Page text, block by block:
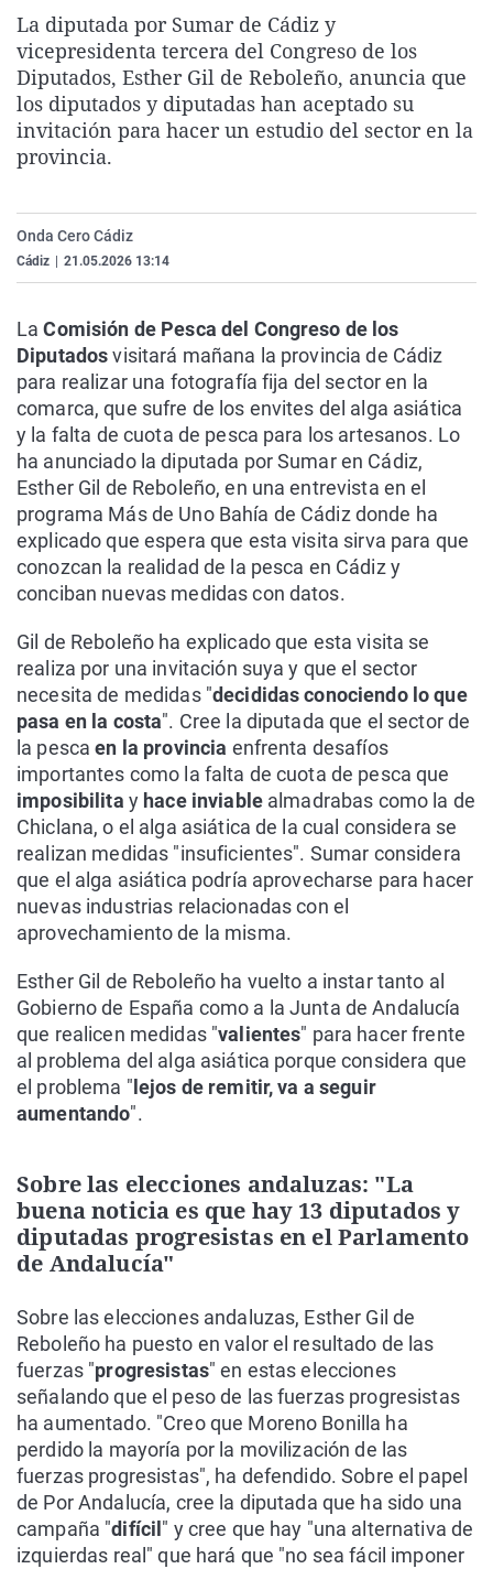
La rosa de los vientos
Gente viajera
Como el perro y el
Caso
Retornados
Equipo de
Operación Viuda
Extremadura
Galicia
La Rioja
Navarra
Virales
Televisión
Elecciones
La diputada por Sumar de Cádiz y
vicepresidenta tercera del Congreso de los
Diputados, Esther Gil de Reboleño, anuncia que
los diputados y diputadas han aceptado su
invitación para hacer un estudio del sector en la
provincia.
Onda Cero Cádiz
Cádiz 21.05.2026 13:14
LaComisión de Pesca del Congreso de los
Diputadosvisitará mañana la provincia de Cádiz
para realizar una fotografía fija del sector en la
comarca, que sufre de los envites del alga asiática
y la falta de cuota de pesca para los artesanos. Lo
ha anunciado la diputada por Sumar en Cádiz,
Esther Gil de Reboleño, en una entrevista en el
programa Más de Uno Bahía de Cádiz donde ha
explicado que espera que esta visita sirva para que
conozcan la realidad de la pesca en Cádiz y
conciban nuevas medidas con datos.
Gil de Reboleño ha explicado que esta visita se
realiza por una invitación suya y que el sector
necesita de medidas "decididas conociendo lo que
pasa en la costa". Cree la diputada que el sector de
la pescaen la provincia enfrenta desafíos
importantes como la falta de cuota de pesca que
imposibilita y hace inviablealmadrabas como la de
Chiclana, o el alga asiática de la cual considera se
realizan medidas "insuficientes". Sumar considera
que el alga asiática podría aprovecharse para hacer
nuevas industrias relacionadas con el
aprovechamiento de la misma.
Esther Gil de Reboleño ha vuelto a instar tanto al
Gobierno de España como a la Junta de Andalucía
que realicen medidas "valientes" para hacer frente
al problema del alga asiática porque considera que
el problema " lejos de remitir, va a seguir
aumentando".
Sobre las elecciones andaluzas: "La
buena noticia es que hay 13 diputados y
diputadas progresistas en el Parlamento
de Andalucía"
Sobre las elecciones andaluzas, Esther Gil de
Reboleño ha puesto en valor el resultado de las
fuerzas "progresistas" en estas elecciones
señalando que el peso de las fuerzas progresistas
ha aumentado. "Creo que Moreno Bonilla ha
perdido la mayoría por la movilización de las
fuerzas progresistas", ha defendido. Sobre el papel
de Por Andalucía, cree la diputada que ha sido una
campaña "difícil " y cree que hay "una alternativa de
izquierdas real" que hará que "no sea fácil imponer